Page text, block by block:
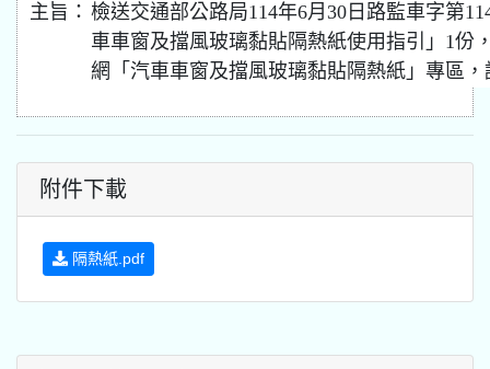
主旨： 檢送交通部公路局114年6月30日路監車字第
車車窗及擋風玻璃黏貼隔熱紙使用指引」1份
網「汽車車窗及擋風玻璃黏貼隔熱紙」專區
附件下載
隔熱紙.pdf